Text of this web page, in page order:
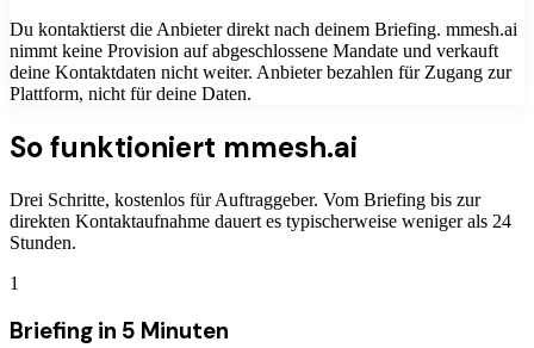
Du kontaktierst die Anbieter direkt nach deinem Briefing. mmesh.ai
nimmt keine Provision auf abgeschlossene Mandate und verkauft
deine Kontaktdaten nicht weiter. Anbieter bezahlen für Zugang zur
Plattform, nicht für deine Daten.
So funktioniert mmesh.ai
Drei Schritte, kostenlos für Auftraggeber. Vom Briefing bis zur
direkten Kontaktaufnahme dauert es typischerweise weniger als 24
Stunden.
1
Briefing in 5 Minuten